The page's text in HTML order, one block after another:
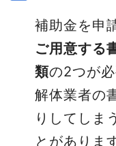
補助金を申
ご用意する
類の2つが必
解体業者の
りしてしま
とがありま